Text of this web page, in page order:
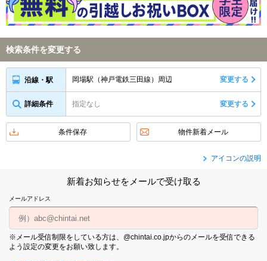
検索条件を変更する
沿線・駅 岡場駅（神戸電鉄三田線）周辺 変更する
詳細条件 指定なし 変更する
条件保存 物件新着メール
アイコンの説明
新着お知らせをメールで受け取る
メールアドレス
※メール受信制限をしている方は、@chintai.co.jpからのメールを受信できる
よう設定の変更をお願い致します。